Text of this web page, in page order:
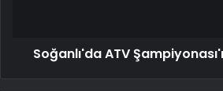
Soğanlı'da ATV